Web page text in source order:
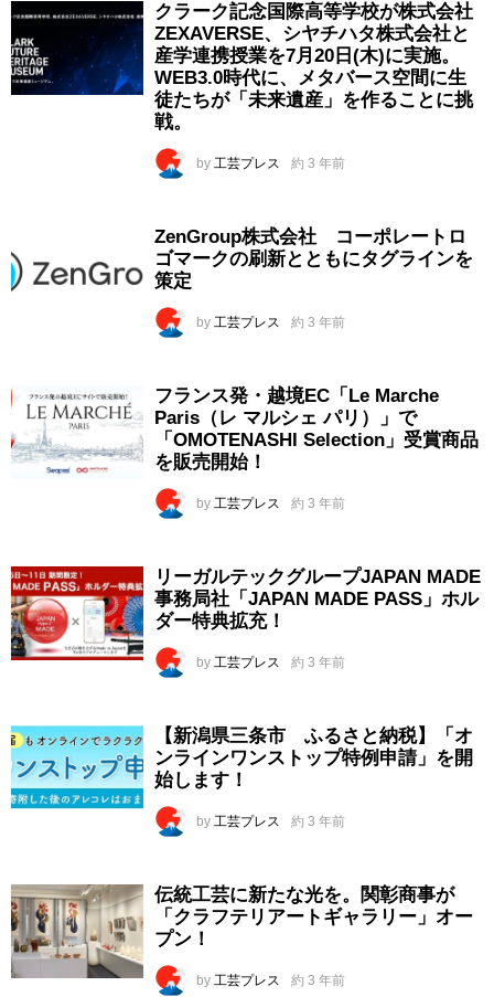
クラーク記念国際高等学校が株式会社
ZEXAVERSE、シヤチハタ株式会社と
産学連携授業を7月20日(木)に実施。
WEB3.0時代に、メタバース空間に生
徒たちが「未来遺産」を作ることに挑
戦。
by 工芸プレス 約 3 年前
ZenGroup株式会社 コーポレートロ
ゴマークの刷新とともにタグラインを
策定
by 工芸プレス 約 3 年前
フランス発・越境EC「Le Marche
Paris（レ マルシェ パリ）」で
「OMOTENASHI Selection」受賞商品
を販売開始！
by 工芸プレス 約 3 年前
リーガルテックグループJAPAN MADE
事務局社「JAPAN MADE PASS」ホル
ダー特典拡充！
by 工芸プレス 約 3 年前
【新潟県三条市 ふるさと納税】「オ
ンラインワンストップ特例申請」を開
始します！
by 工芸プレス 約 3 年前
伝統工芸に新たな光を。関彰商事が
「クラフテリアートギャラリー」オー
プン！
by 工芸プレス 約 3 年前